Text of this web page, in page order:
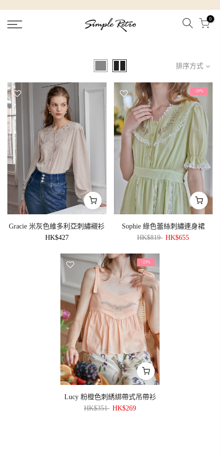
0
排序方式
Gracie 米灰色維多利亞刺繡襯衫
HK$427
-20%
Sophie 綠色蕾絲刺繡連身裙
HK$819 HK$655
-23%
Lucy 粉橙色刺綉綁帶式吊帶衫
HK$351 HK$269